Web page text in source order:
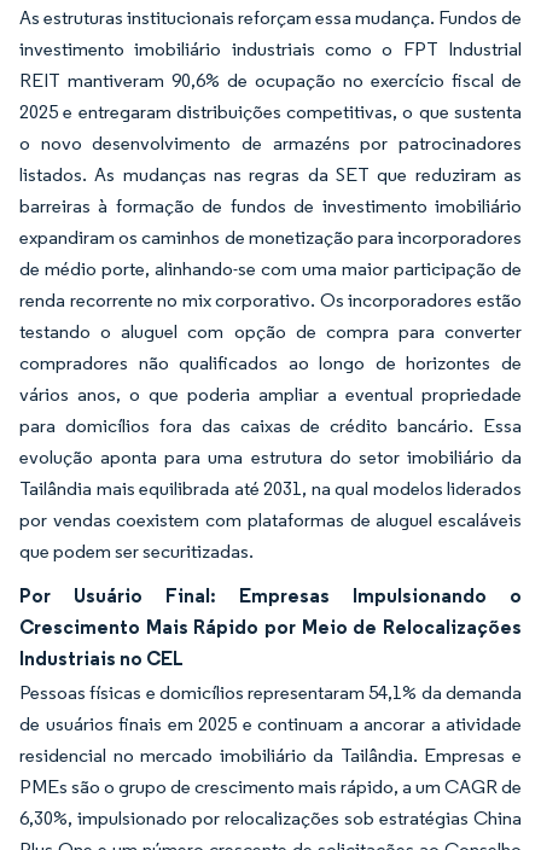
As estruturas institucionais reforçam essa mudança. Fundos de
investimento imobiliário industriais como o FPT Industrial
REIT mantiveram 90,6% de ocupação no exercício fiscal de
2025 e entregaram distribuições competitivas, o que sustenta
o novo desenvolvimento de armazéns por patrocinadores
listados. As mudanças nas regras da SET que reduziram as
barreiras à formação de fundos de investimento imobiliário
expandiram os caminhos de monetização para incorporadores
de médio porte, alinhando-se com uma maior participação de
renda recorrente no mix corporativo. Os incorporadores estão
testando o aluguel com opção de compra para converter
compradores não qualificados ao longo de horizontes de
vários anos, o que poderia ampliar a eventual propriedade
para domicílios fora das caixas de crédito bancário. Essa
evolução aponta para uma estrutura do setor imobiliário da
Tailândia mais equilibrada até 2031, na qual modelos liderados
por vendas coexistem com plataformas de aluguel escaláveis
que podem ser securitizadas.
Por Usuário Final: Empresas Impulsionando o
Crescimento Mais Rápido por Meio de Relocalizações
Industriais no CEL
Pessoas físicas e domicílios representaram 54,1% da demanda
de usuários finais em 2025 e continuam a ancorar a atividade
residencial no mercado imobiliário da Tailândia. Empresas e
PMEs são o grupo de crescimento mais rápido, a um CAGR de
6,30%, impulsionado por relocalizações sob estratégias China